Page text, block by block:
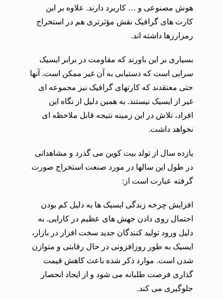
هوش مصنوعی و … کاربرد دارند. علاوه بر این
کارت های گرافیک نقش مؤثرتری هم در استخراج
رمزارزها داشته اند.
بسیاری بر این باورند که مقاومت در برابر ایسیک
سرابی است که دستیابی به آن غیر ممکن است. آنها
حتی معتقدند که کارتهای گرافیک نیز مجموعه ای
غیر از ایسیک نیستند. به همین دلیل از نگاه این
افراد، تلاش در این زمینه نتیجه قابل ملاحظه ای
نخواهد داشت.
یازده سال از تولد بیت کوین می گذرد و مشاهداتی
در طول این سالها در مورد صنعت استخراج صورت
گرفته عبارت است از:
افزایش چرخه زندگی ایسیک ها به دلیل کم بودن
احتمال روی دادن جهش های عظیم در کارایی. به
دلیل ورود تولید کنندگان جدید سخت افزار در بازار،
ایسیک به طور روزافزونی در حال رقابتی و متوازن
شدن است. موارد ذکر شده باعث کاهش قیمت
گذاری فرصت طلبانه می شود و از ایجاد انحصار
جلوگیری می کند.